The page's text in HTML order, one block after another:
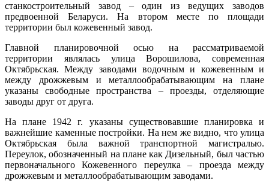
станкостроительный завод – один из ведущих заводов
предвоенной Беларуси. На втором месте по площади
территории был кожевенный завод.
Главной планировочной осью на рассматриваемой
территории являлась улица Ворошилова, современная
Октябрьская. Между заводами водочным и кожевенным и
между дрожжевым и металлообрабатывающим на плане
указаны свободные пространства – проезды, отделяющие
заводы друг от друга.
На плане 1942 г. указаны существовавшие планировка и
важнейшие каменные постройки. На нем же видно, что улица
Октябрьская была важной транспортной магистралью.
Переулок, обозначенный на плане как Дизельный, был частью
первоначального Кожевенного переулка – проезда между
дрожжевым и металлообрабатывающим заводами.